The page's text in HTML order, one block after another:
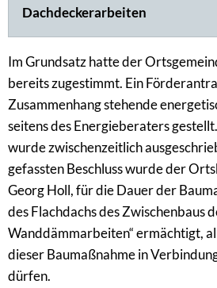
Dachdeckerarbeiten
Im Grundsatz hatte der
bereits zugestimmt. Ein
Zusammenhang stehende
seitens des Energieberaters
wurde zwischenzeitlich
gefassten Beschluss wurde der
Georg Holl, für die Dauer der
des Flachdachs des Zwischenbaus
Wanddämmarbeiten“ ermächtigt,
dieser Baumaßnahme in
dürfen.